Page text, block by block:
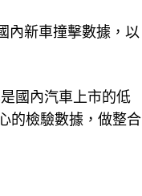
內新車撞擊數據，以
國內汽車上市的低
的檢驗數據，做整合